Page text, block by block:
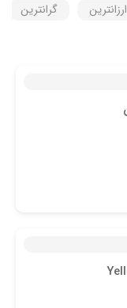
ارزانترین
گرانترین